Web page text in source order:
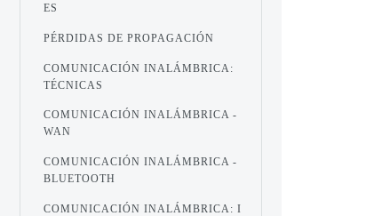
ES
PÉRDIDAS DE PROPAGACIÓN
COMUNICACIÓN INALÁMBRICA:
TÉCNICAS
COMUNICACIÓN INALÁMBRICA -
WAN
COMUNICACIÓN INALÁMBRICA -
BLUETOOTH
COMUNICACIÓN INALÁMBRICA: I